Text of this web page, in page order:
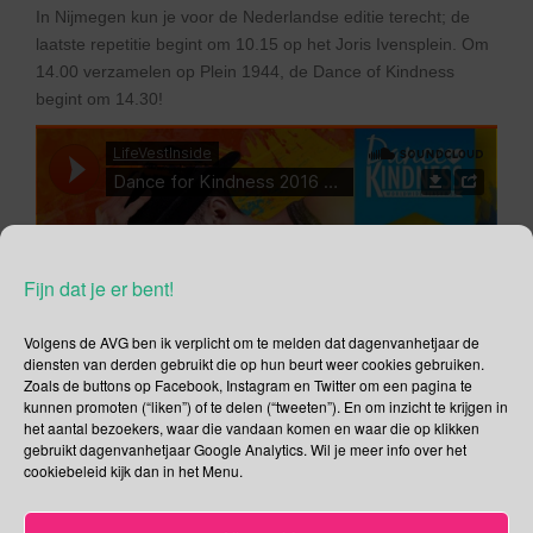
Fijn dat je er bent!
Volgens de AVG ben ik verplicht om te melden dat dagenvanhetjaar de
diensten van derden gebruikt die op hun beurt weer cookies gebruiken.
Zoals de buttons op Facebook, Instagram en Twitter om een pagina te
kunnen promoten (“liken”) of te delen (“tweeten”). En om inzicht te krijgen in
het aantal bezoekers, waar die vandaan komen en waar die op klikken
gebruikt dagenvanhetjaar Google Analytics. Wil je meer info over het
cookiebeleid kijk dan in het Menu.
In Nijmegen kun je voor de Nederlandse editie terecht; de
laatste repetitie begint om 10.15 op het Joris Ivensplein. Om
14.00 verzamelen op Plein 1944, de Dance of Kindness
begint om 14.30!